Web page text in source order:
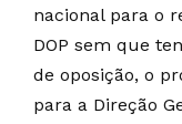
nacional para o
DOP sem que
de oposição, o
para a Direção